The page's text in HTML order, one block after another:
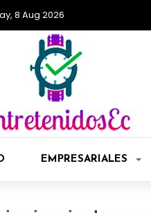
8 Aug 2026
EMPRESARIALES